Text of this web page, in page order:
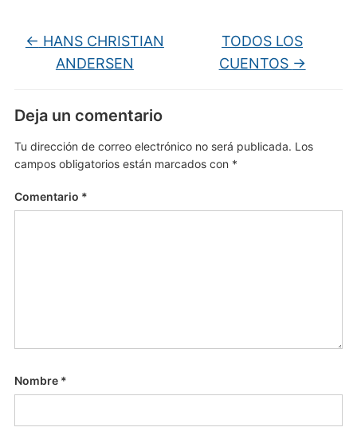
← HANS CHRISTIAN
ANDERSEN
TODOS LOS
CUENTOS →
Deja un comentario
Tu dirección de correo electrónico no será publicada. Los
campos obligatorios están marcados con *
Comentario *
Nombre *